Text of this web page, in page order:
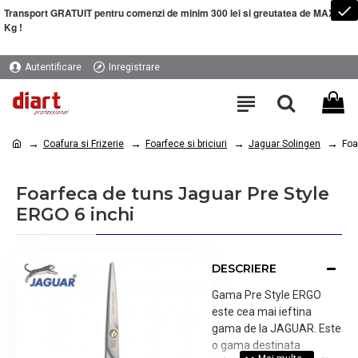
Transport GRATUIT pentru comenzi de minim 300 lei si greutatea de MAXIM 5
Kg !
Autentificare Inregistrare
Coafura si Frizerie Foarfece si briciuri Jaguar Solingen
Foarfeca de tuns Jaguar Pre Style
ERGO 6 inchi
DESCRIERE
Gama Pre Style ERGO
este cea mai ieftina
gama de la JAGUAR. Este
o gama destinata